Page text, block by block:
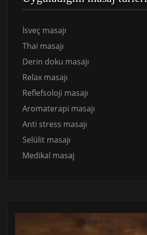
İsveç masajı
Thai masajı
Derin doku masajı
Relax masajı
Reflefsoloji masajı
Aromaterapi masajı
Anti stress masajı
Selülit masajı
Medikal masaj